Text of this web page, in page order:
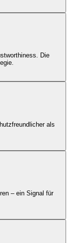
Die
als
– ein Signal für